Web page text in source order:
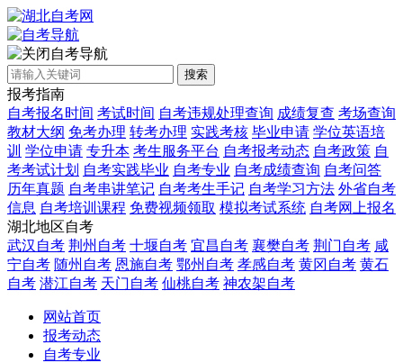
自考导航
搜索
报考指南
自考报名时间 考试时间 自考违规处理查询 成绩复查 考场查询
教材大纲 免考办理 转考办理 实践考核 毕业申请 学位英语培
训 学位申请 专升本 考生服务平台 自考报考动态 自考政策 自
考考试计划 自考实践毕业 自考专业 自考成绩查询 自考问答
历年真题 自考串讲笔记 自考考生手记 自考学习方法 外省自考
信息 自考培训课程 免费视频领取 模拟考试系统 自考网上报名
湖北地区自考
武汉自考 荆州自考 十堰自考 宜昌自考 襄樊自考 荆门自考 咸
宁自考 随州自考 恩施自考 鄂州自考 孝感自考 黄冈自考 黄石
自考 潜江自考 天门自考 仙桃自考 神农架自考
网站首页
报考动态
自考专业